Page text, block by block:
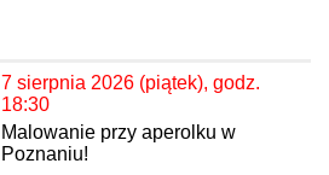
7 sierpnia 2026 (piątek), godz.
18:30
Malowanie przy aperolku w
Poznaniu!